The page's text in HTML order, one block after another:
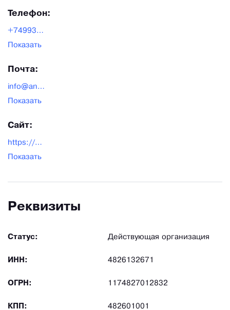
Телефон:
+7499348-16-21
Показать
Почта:
info@anitos.ru
Показать
Сайт:
https://anitos.ru/
Показать
Реквизиты
Статус: Действующая организация
ИНН: 4826132671
ОГРН: 1174827012832
КПП: 482601001